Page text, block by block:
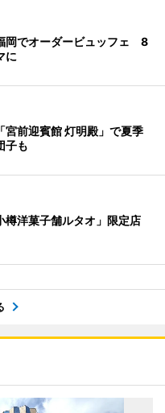
岡でオーダービュッフェ 8
に
宮前迎賓館 灯明殿」で夏季
子も
樽洋菓子舗ルタオ」限定店